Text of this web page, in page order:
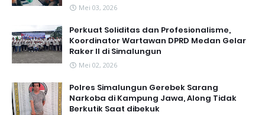
Mei 03, 2026
Perkuat Soliditas dan Profesionalisme,
Koordinator Wartawan DPRD Medan Gelar
Raker II di Simalungun
Mei 02, 2026
Polres Simalungun Gerebek Sarang
Narkoba di Kampung Jawa, Along Tidak
Berkutik Saat dibekuk